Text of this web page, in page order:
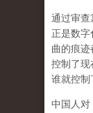
通过审查
正是数
曲的痕迹
控制了现
谁就控制
中国人对